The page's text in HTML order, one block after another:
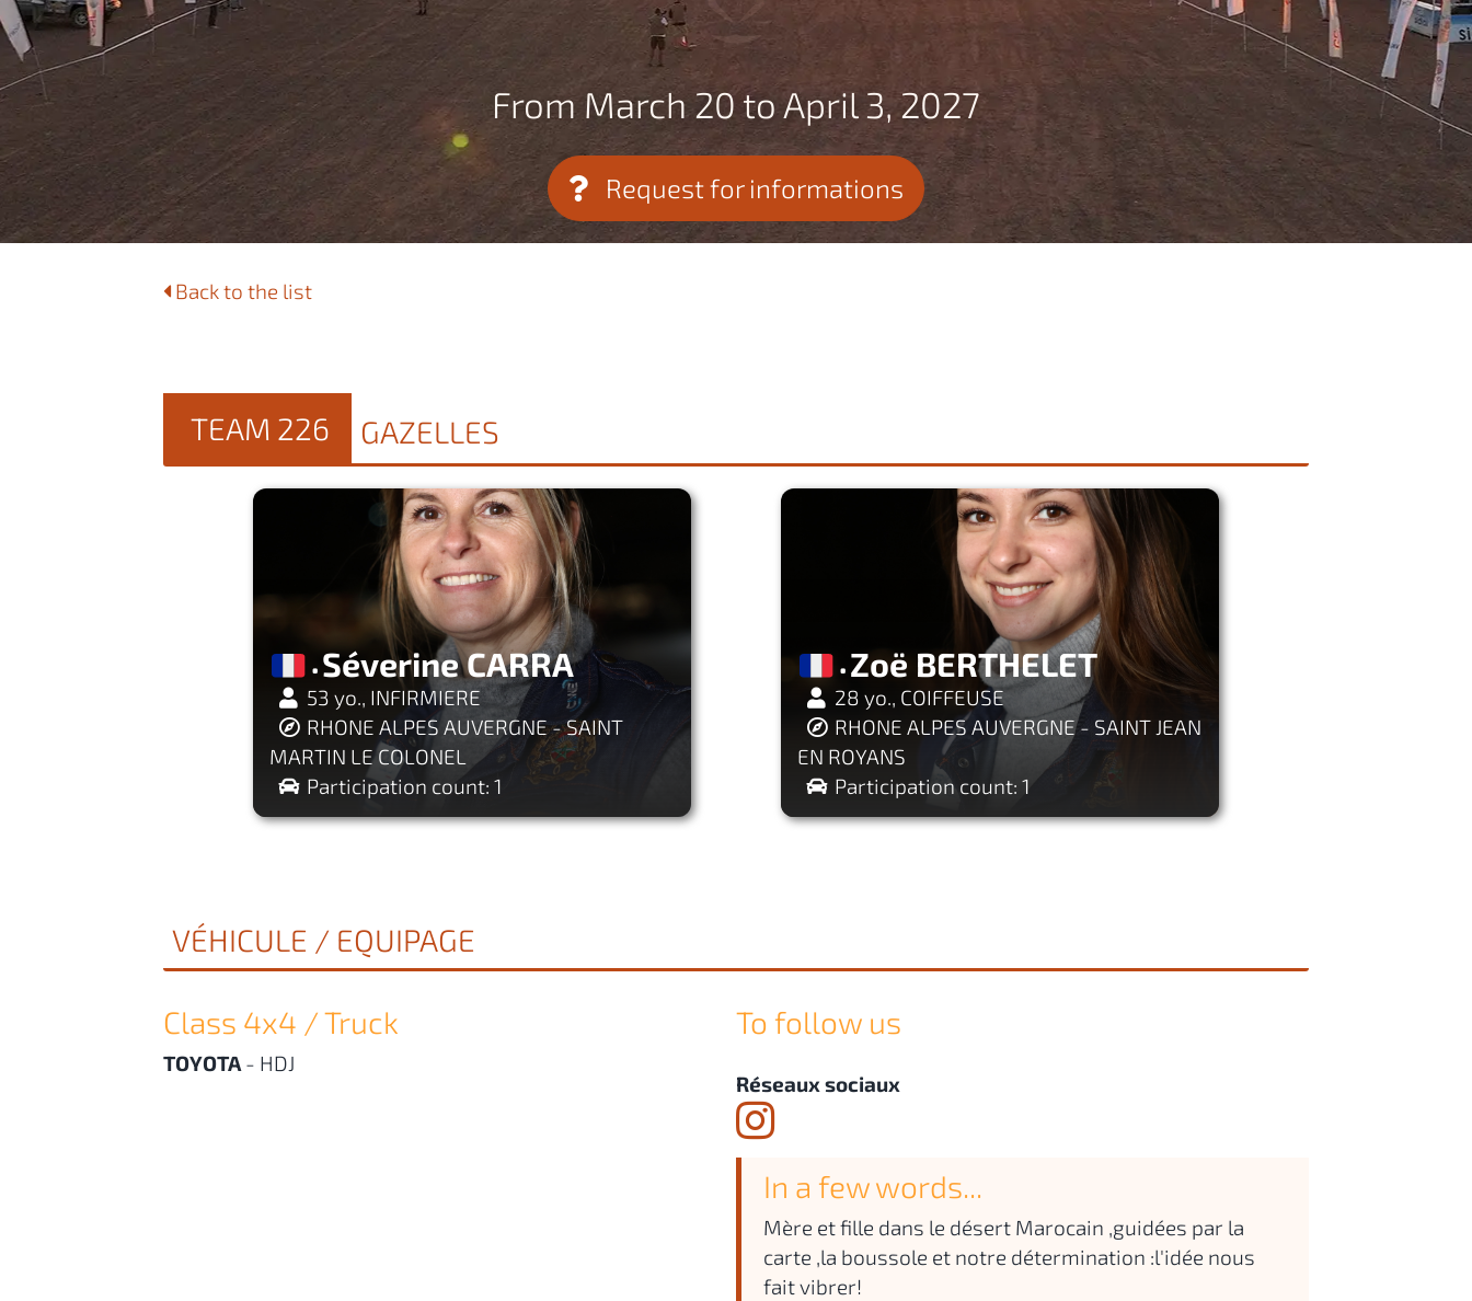
From March 20 to April 3, 2027
Request for informations
Back to the list
TEAM 226 GAZELLES
Séverine CARRA
53 yo., INFIRMIERE
RHONE ALPES AUVERGNE - SAINT
MARTIN LE COLONEL
Participation count: 1
Zoë BERTHELET
28 yo., COIFFEUSE
RHONE ALPES AUVERGNE - SAINT JEAN
EN ROYANS
Participation count: 1
VÉHICULE / EQUIPAGE
Class 4x4 / Truck
TOYOTA - HDJ
To follow us
Réseaux sociaux
In a few words...
Mère et fille dans le désert Marocain ,guidées par la
carte ,la boussole et notre détermination :l'idée nous
fait vibrer!